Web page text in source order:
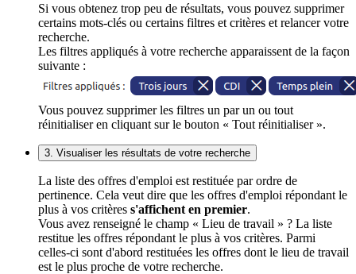
Si vous obtenez trop peu de résultats, vous pouvez supprimer
certains mots-clés ou certains filtres et critères et relancer votre
recherche.
Les filtres appliqués à votre recherche apparaissent de la façon
suivante :
Vous pouvez supprimer les filtres un par un ou tout
réinitialiser en cliquant sur le bouton « Tout réinitialiser ».
3. Visualiser les résultats de votre recherche
La liste des offres d'emploi est restituée par ordre de
pertinence. Cela veut dire que les offres d'emploi répondant le
plus à vos critères s'affichent en premier.
Vous avez renseigné le champ « Lieu de travail » ? La liste
restitue les offres répondant le plus à vos critères. Parmi
celles-ci sont d'abord restituées les offres dont le lieu de travail
est le plus proche de votre recherche.